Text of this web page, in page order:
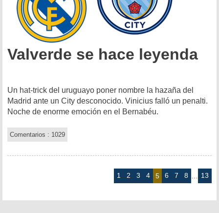
Valverde se hace leyenda
Un hat-trick del uruguayo poner nombre la hazaña del
Madrid ante un City desconocido. Vinicius falló un penalti.
Noche de enorme emoción en el Bernabéu.
Comentarios : 1029
1 2 3 4 5 6 7 8 13